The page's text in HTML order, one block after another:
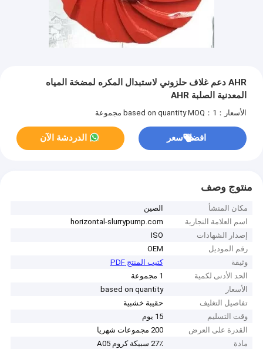
AHR دعم غلاف حلزوني لاستبدال المكره لمضخة المياه
المعدنية الصلبة AHR
الأسعار：based on quantity MOQ：1 مجموعة
افضل سعر الدردشة الآن
منتوج وصف
مكان المنشأ
الصين
اسم العلامة التجارية
horizontal-slurrypump.com
إصدار الشهادات
ISO
رقم الموديل
OEM
وثيقة
كتيب المنتج PDF
الحد الأدنى لكمية
1 مجموعة
الأسعار
based on quantity
تفاصيل التغليف
حقيبة خشبية
وقت التسليم
15 يوم
القدرة على العرض
200 مجموعات شهريا
مادة
27٪ سبيكة كروم A05